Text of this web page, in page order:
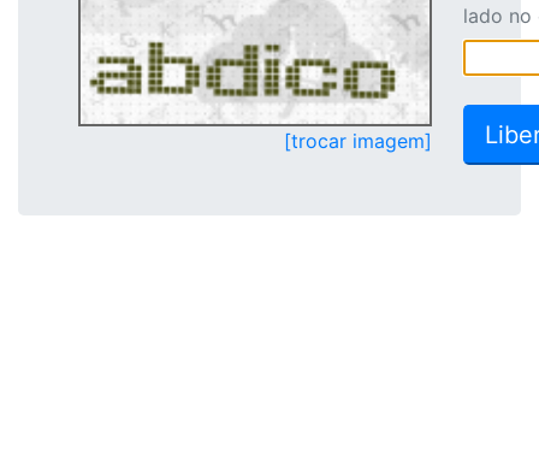
[trocar imagem]
lado no